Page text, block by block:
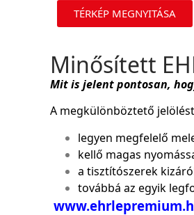
TÉRKÉP MEGNYITÁSA
Minősített
Mit is jelent pontosan,
A megkülönböztető
legyen megfelelő
kellő magas
a tisztítószerek
továbbá az egyik